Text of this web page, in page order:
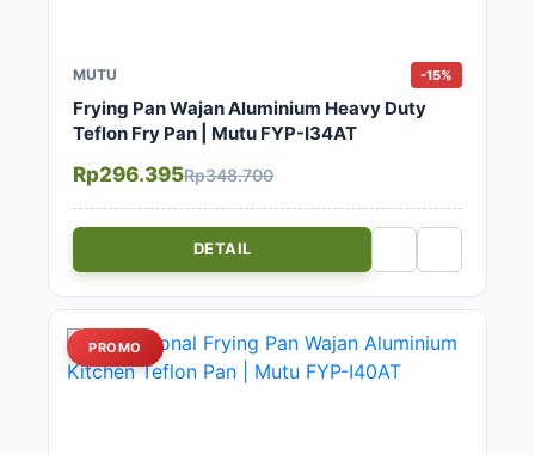
MUTU -15%
Frying Pan Wajan Aluminium Heavy Duty
Teflon Fry Pan | Mutu FYP-I34AT
Rp296.395Rp348.700
DETAIL
PROMO